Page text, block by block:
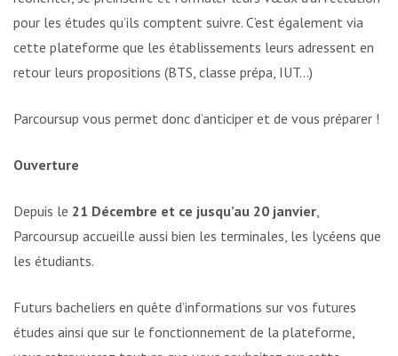
pour les études qu’ils comptent suivre. C’est également via
cette plateforme que les établissements leurs adressent en
retour leurs propositions (BTS, classe prépa, IUT…)
Parcoursup vous permet donc d’anticiper et de vous préparer !
Ouverture
Depuis le 21 Décembre et ce jusqu’au 20 janvier
Parcoursup accueille aussi bien les terminales, les lycéens que
les étudiants.
Futurs bacheliers en quête d’informations sur vos futures
études ainsi que sur le fonctionnement de la plateforme,